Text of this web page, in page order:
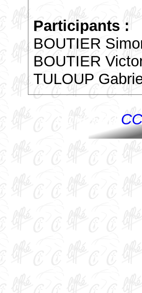
Participants :
BOUTIER
BOUTIER
TULOUP